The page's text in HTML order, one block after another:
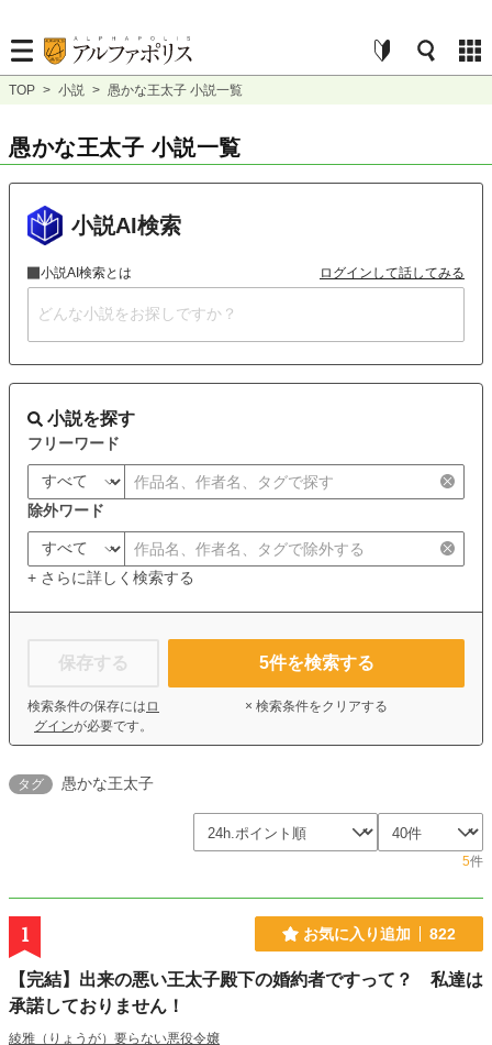
TOP > 小説 > 愚かな王太子 小説一覧
愚かな王太子 小説一覧
小説AI検索
小説AI検索とは ログインして話してみる
小説を探す
フリーワード
除外ワード
+ さらに詳しく検索する
保存する
検索条件の保存には ロ
グインが必要です。
5件を検索する
× 検索条件をクリアする
タグ 愚かな王太子
5件
1 お気に入り追加 822
【完結】出来の悪い王太子殿下の婚約者ですって？ 私達は
承諾しておりません！
綾雅（りょうが）要らない悪役令嬢